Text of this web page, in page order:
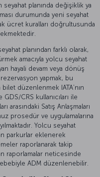
planında değişiklik ya
durumunda yeni seyahat
ücret kuralları doğrultusunda
planından farklı olarak,
amacıyla yolcu seyahat
hayali devam veya dönüş
yapmak, bu
düzenlenmek IATA’nın
CRS kullanıcıları ile
arasındaki Satış Anlaşmaları
prosedür ve uygulamalarına
Yolcu seyahat
parkurlar eklenerek
raporlanarak takip
raporlamalar neticesinde
ADM düzenlenebilir.